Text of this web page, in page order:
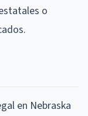
o
en Nebraska